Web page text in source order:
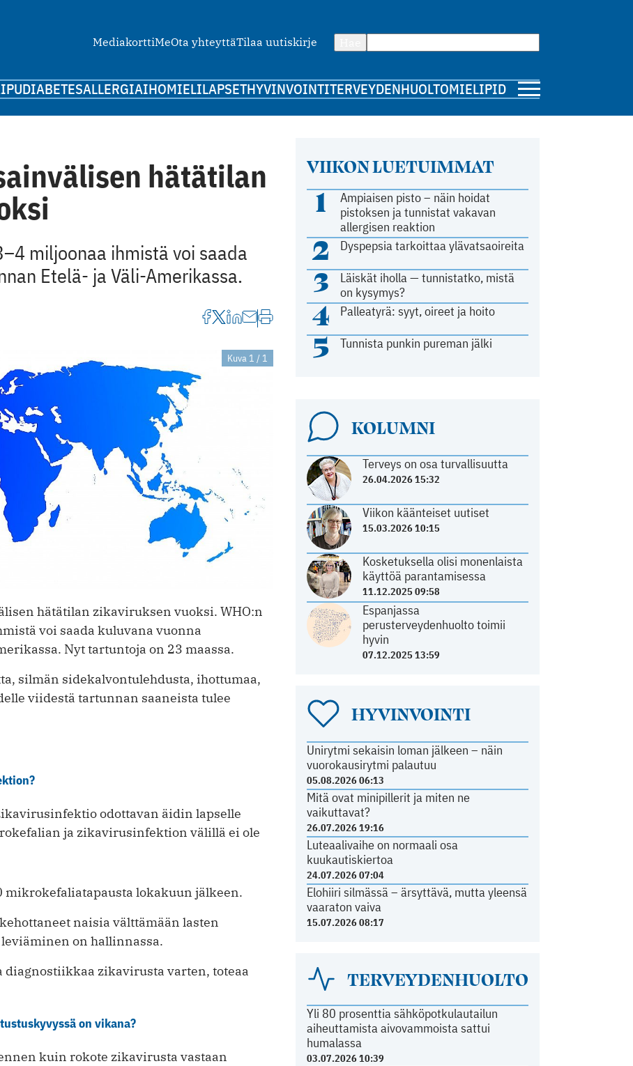
MediakorttiMeOta yhteyttäTilaa uutiskirje
DIABETESALLERGIAIHOMIELILAPSETHYVINVOINTITERVEYDENHUOLTOMIELIPIDE
VIIKON LUETUIMMAT
1
Ampiaisen pisto – näin hoidat
pistoksen ja tunnistat vakavan
allergisen reaktion
2 Dyspepsia tarkoittaa ylävatsaoireita
3
Läiskät iholla — tunnistatko, mistä
on kysymys?
4 Palleatyrä: syyt, oireet ja hoito
5 Tunnista punkin pureman jälki
KOLUMNI
Terveys on osa turvallisuutta
26.04.2026 15:32
Viikon käänteiset uutiset
15.03.2026 10:15
Kosketuksella olisi monenlaista
käyttöä parantamisessa
11.12.2025 09:58
Espanjassa
perusterveydenhuolto toimii
hyvin
07.12.2025 13:59
HYVINVOINTI
Unirytmi sekaisin loman jälkeen – näin
vuorokausirytmi palautuu
05.08.2026 06:13
Mitä ovat minipillerit ja miten ne
vaikuttavat?
26.07.2026 19:16
Luteaalivaihe on normaali osa
kuukautiskiertoa
24.07.2026 07:04
Elohiiri silmässä – ärsyttävä, mutta yleensä
vaaraton vaiva
15.07.2026 08:17
TERVEYDENHUOLTO
Yli 80 prosenttia sähköpotkulautailun
aiheuttamista aivovammoista sattui
humalassa
03.07.2026 10:39
hätätilan
miljoonaa ihmistä voi saada
Etelä- ja Väli-Amerikassa.
Kuva 1 / 1
hätätilan zikaviruksen vuoksi. WHO:n
voi saada kuluvana vuonna
Nyt tartuntoja on 23 maassa.
silmän sidekalvontulehdusta, ihottumaa,
viidestä tartunnan saaneista tulee
odottavan äidin lapselle
ja zikavirusinfektion välillä ei ole
lokakuun jälkeen.
naisia välttämään lasten
on hallinnassa.
zikavirusta varten, toteaa
on vikana?
kuin rokote zikavirusta vastaan